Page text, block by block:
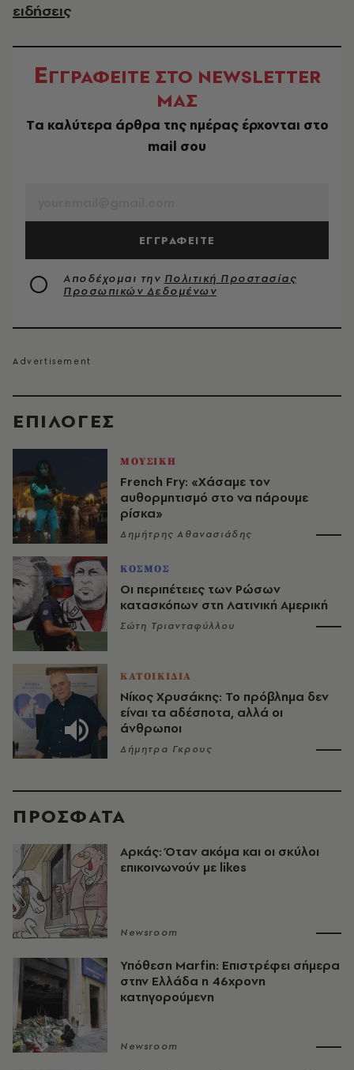
EΠΙΛΟΓΈΣ
ΜΟΥΣΙΚΗ
French Fry: «Χάσαμε τον
αυθορμητισμό στο να πάρουμε
ρίσκα»
Δημήτρης Αθανασιάδης
ΚΟΣΜΟΣ
Οι περιπέτειες των Ρώσων
κατασκόπων στη Λατινική Αμερική
Σώτη Τριανταφύλλου
ΚΑΤΟΙΚΙΔΙΑ
Νίκος Χρυσάκης: Το πρόβλημα δεν
είναι τα αδέσποτα, αλλά οι
άνθρωποι
Δήμητρα Γκρους
ειδήσεις
ΕΓΓΡΑΦΕΙΤΕ ΣΤΟ NEWSLETTER
ΜΑΣ
Tα καλύτερα άρθρα της ημέρας έρχονται στο
mail σου
ΕΓΓΡΑΦΕΙΤΕ
Αποδέχομαι την Πολιτική Προστασίας
Προσωπικών Δεδομένων
ΠΡΟΣΦΑΤΑ
Αρκάς: Όταν ακόμα και οι σκύλοι
επικοινωνούν με likes
Newsroom
Υπόθεση Marfin: Επιστρέφει σήμερα
στην Ελλάδα η 46χρονη
κατηγορούμενη
Newsroom